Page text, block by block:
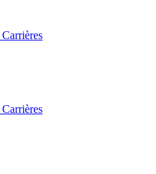
Carrières
Carrières